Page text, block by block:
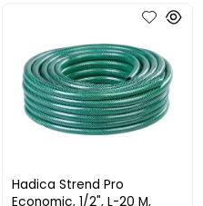
Hadica Strend Pro
Economic, 1/2", L-20 M,